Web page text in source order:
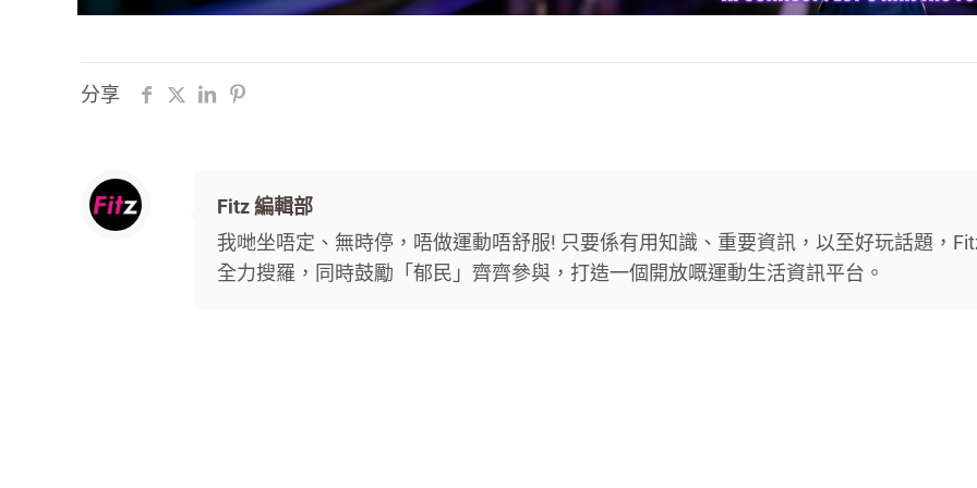
分享
Fitz 編輯部
我哋坐唔定、無時停，唔做運動唔舒服! 只要係有用知識、重要資訊，以至好玩話題，
全力搜羅，同時鼓勵「郁民」齊齊參與，打造一個開放嘅運動生活資訊平台。